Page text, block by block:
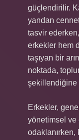
güçlendirilir.
yandan
tasvir
erkekler hem
taşıyan bir
noktada,
şekillendiğine
Erkekler,
yönetimsel
odaklanırken,